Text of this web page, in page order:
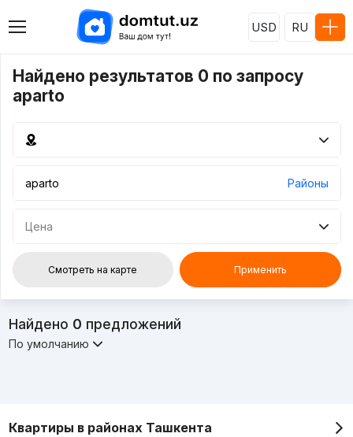
USD RU
Найдено результатов 0 по запросу
aparto
Районы
Цена
Смотреть на карте Применить
Найдено 0 предложений
По умолчанию
Квартиры в районах Ташкента